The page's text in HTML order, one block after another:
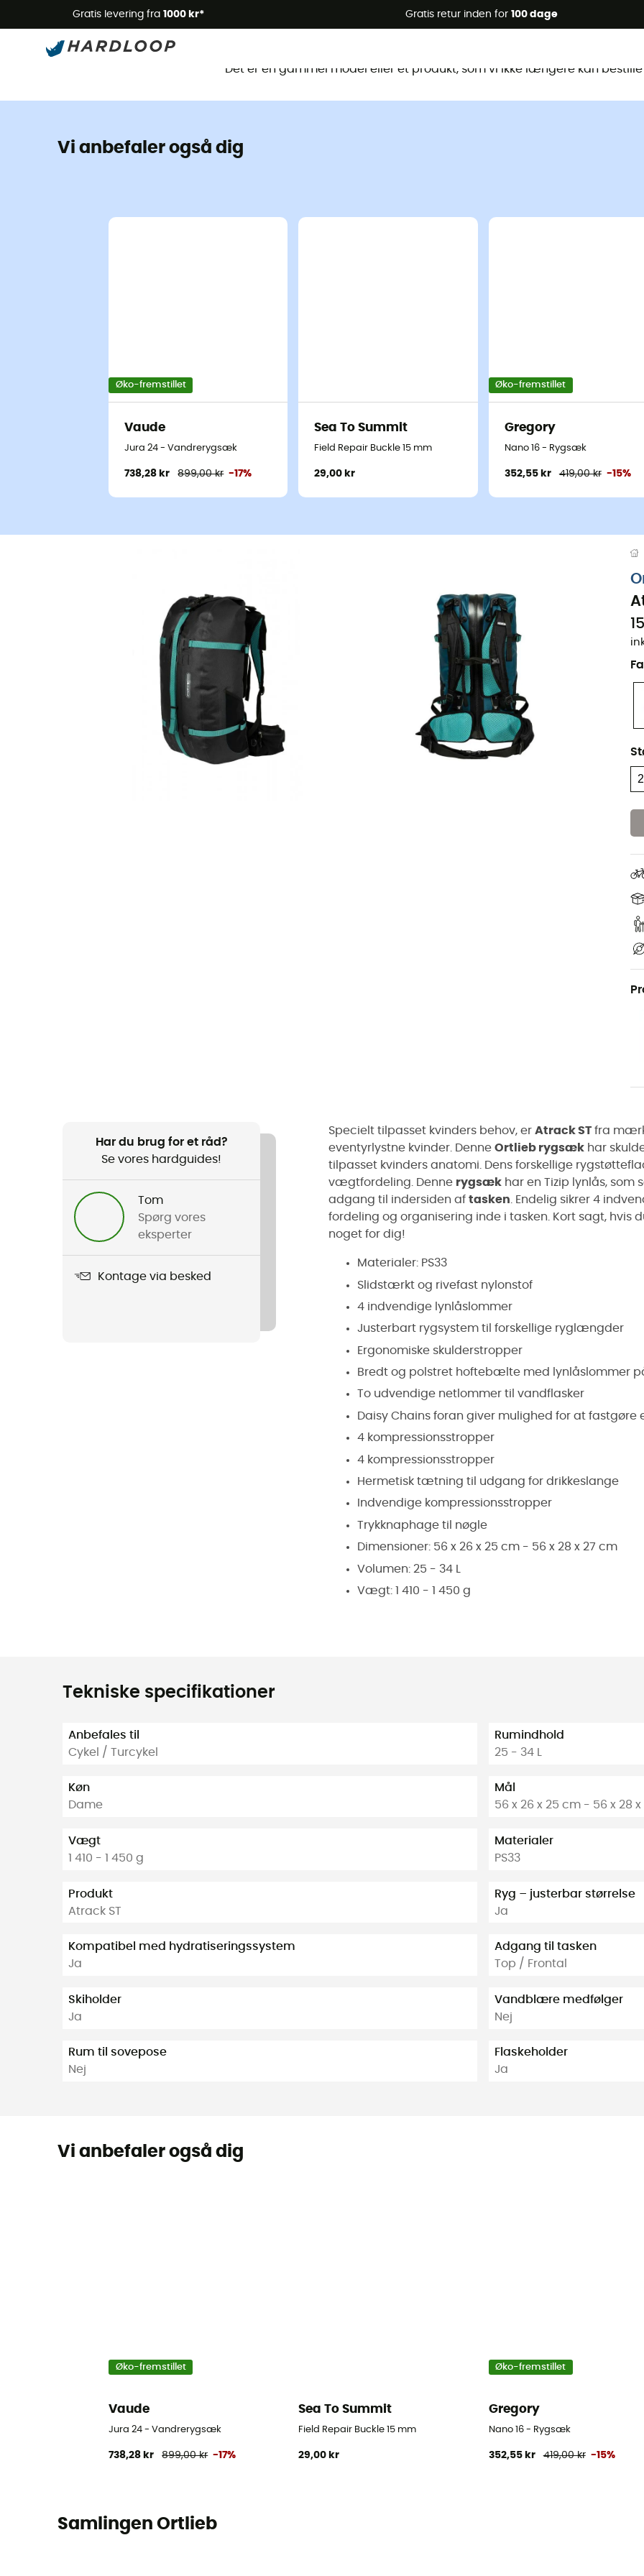
Gratis levering fra 1000 kr* Gratis retur inden for 100 dage
Det er en gammel model eller et produkt, som vi ikke længere kan
Vi anbefaler også dig
Øko-fremstillet
Vaude
Jura 24 - Vandrerygsæk
738,28 kr 899,00 kr -17%
Sea To Summit
Field Repair Buckle 15 mm
29,00 kr
Øko-fremstillet
Gregory
Nano 16 - Rygsæk
352,55 kr 419,00 kr -15%
Har du brug for et råd?
Se vores hardguides!
Tom
Spørg vores
eksperter
Kontage via besked
Specielt tilpasset kvinders behov, er Atrack ST fra
eventyrlystne kvinder. Denne Ortlieb rygsæk har
tilpasset kvinders anatomi. Dens forskellige
vægtfordeling. Denne rygsæk har en Tizip lynlås,
adgang til indersiden af tasken . Endelig sikrer 4
fordeling og organisering inde i tasken. Kort sagt, hvis
noget for dig!
Materialer: PS33
Slidstærkt og rivefast nylonstof
4 indvendige lynlåslommer
Justerbart rygsystem til forskellige ryglængder
Ergonomiske skulderstropper
Bredt og polstret hoftebælte med lynlåslommer
To udvendige netlommer til vandflasker
Daisy Chains foran giver mulighed for at fastgøre
4 kompressionsstropper
4 kompressionsstropper
Hermetisk tætning til udgang for drikkeslange
Indvendige kompressionsstropper
Trykknaphage til nøgle
Dimensioner: 56 x 26 x 25 cm - 56 x 28 x 27 cm
Volumen: 25 - 34 L
Vægt: 1 410 - 1 450 g
Tekniske specifikationer
Anbefales til
Cykel / Turcykel
Køn
Dame
Vægt
1 410 - 1 450 g
Produkt
Atrack ST
Kompatibel med hydratiseringssystem
Ja
Skiholder
Ja
Rum til sovepose
Nej
Rumindhold
25 - 34 L
Mål
56 x 26 x 25 cm - 56 x 28
Materialer
PS33
Ryg – justerbar størrelse
Ja
Adgang til tasken
Top / Frontal
Vandblære medfølger
Nej
Flaskeholder
Ja
Vi anbefaler også dig
Øko-fremstillet
Vaude
Jura 24 - Vandrerygsæk
738,28 kr 899,00 kr -17%
Sea To Summit
Field Repair Buckle 15 mm
29,00 kr
Øko-fremstillet
Gregory
Nano 16 - Rygsæk
352,55 kr 419,00 kr -15%
Samlingen Ortlieb